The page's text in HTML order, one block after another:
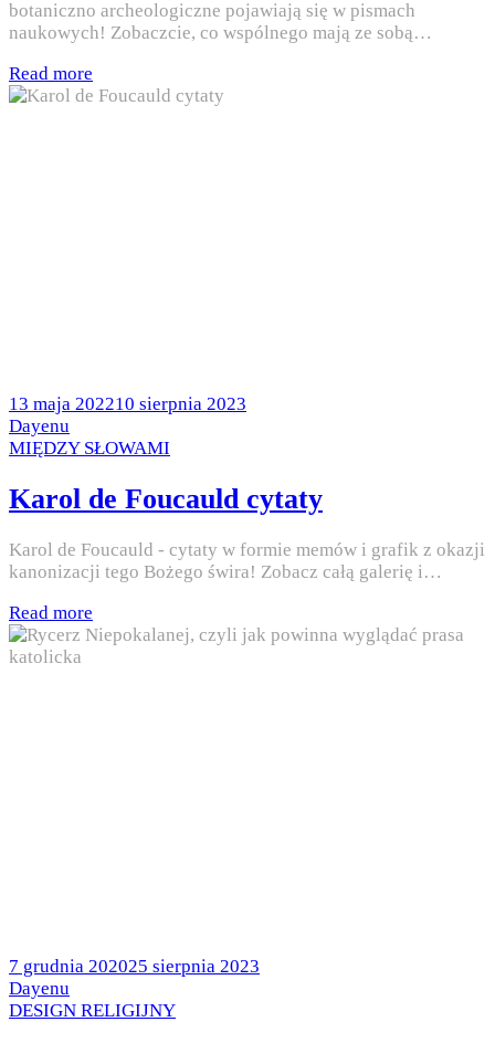
botaniczno archeologiczne pojawiają się w pismach
naukowych! Zobaczcie, co wspólnego mają ze sobą…
Read more
Posted
on
13 maja 202210 sierpnia 2023
by
Dayenu
Posted
MIĘDZY SŁOWAMI
Karol de Foucauld cytaty
Karol de Foucauld - cytaty w formie memów i grafik z okazji
kanonizacji tego Bożego świra! Zobacz całą galerię i…
Read more
Posted
on
7 grudnia 202025 sierpnia 2023
by
Dayenu
Posted
DESIGN RELIGIJNY